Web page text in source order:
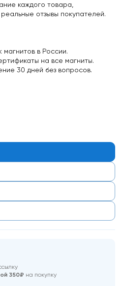
каждого товара,
отзывы покупателей.
в России.
на все магниты.
30 дней без вопросов.
350₽ на покупку